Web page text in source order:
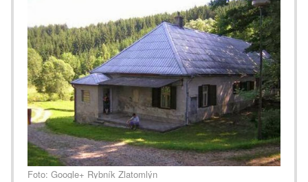
Foto: Google+ Rybník Zlatomlýn